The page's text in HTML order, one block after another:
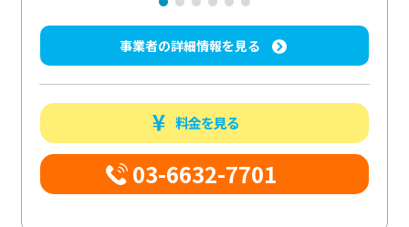
事業者の詳細情報を見る
料金を見る
03-6632-7701